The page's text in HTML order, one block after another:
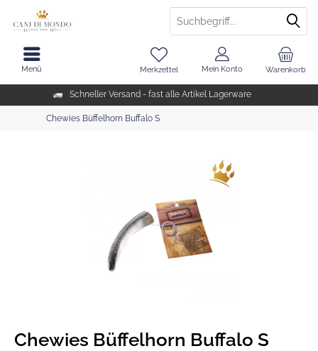
Schneller Versand - fast alle Artikel Lagerware
Warenkorb
Merkzettel Mein Konto
Menü
Chewies Büffelhorn Buffalo S
Chewies Büffelhorn Buffalo S